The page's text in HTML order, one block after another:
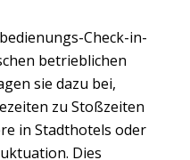
Check-in-
betrieblichen
sie dazu bei,
zu Stoßzeiten
in Stadthotels oder
Dies